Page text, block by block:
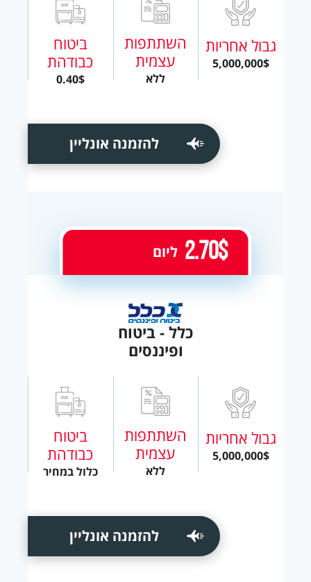
גבול אחריות
5,000,000$
השתתפות
עצמית
ללא
ביטוח
כבודהת
0.40$
להזמנה אונליין
כלל - ביטוח
ופיננסים
גבול אחריות
5,000,000$
השתתפות
עצמית
ללא
ביטוח
כבודהת
כלול במחיר
2.70$ ליום
להזמנה אונליין